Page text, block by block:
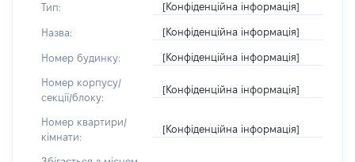
Тип: [Конфіденційна інформація]
Назва: [Конфіденційна інформація]
Номер будинку: [Конфіденційна інформація]
Номер корпусу/
секції/блоку:
[Конфіденційна інформація]
Номер квартири/
кімнати:
[Конфіденційна інформація]